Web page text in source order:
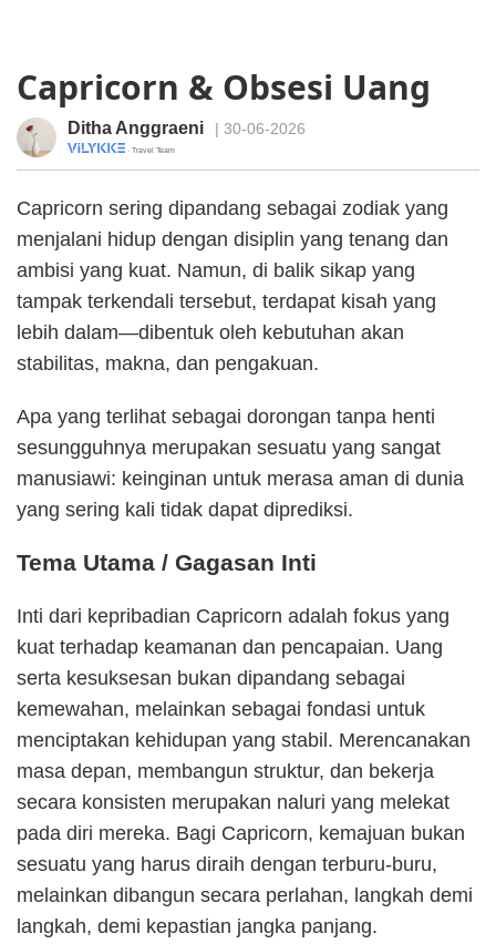
Capricorn & Obsesi Uang
Ditha Anggraeni | 30-06-2026
· Travel Team
Capricorn sering dipandang sebagai zodiak yang
menjalani hidup dengan disiplin yang tenang dan
ambisi yang kuat. Namun, di balik sikap yang
tampak terkendali tersebut, terdapat kisah yang
lebih dalam—dibentuk oleh kebutuhan akan
stabilitas, makna, dan pengakuan.
Apa yang terlihat sebagai dorongan tanpa henti
sesungguhnya merupakan sesuatu yang sangat
manusiawi: keinginan untuk merasa aman di dunia
yang sering kali tidak dapat diprediksi.
Tema Utama / Gagasan Inti
Inti dari kepribadian Capricorn adalah fokus yang
kuat terhadap keamanan dan pencapaian. Uang
serta kesuksesan bukan dipandang sebagai
kemewahan, melainkan sebagai fondasi untuk
menciptakan kehidupan yang stabil. Merencanakan
masa depan, membangun struktur, dan bekerja
secara konsisten merupakan naluri yang melekat
pada diri mereka. Bagi Capricorn, kemajuan bukan
sesuatu yang harus diraih dengan terburu-buru,
melainkan dibangun secara perlahan, langkah demi
langkah, demi kepastian jangka panjang.